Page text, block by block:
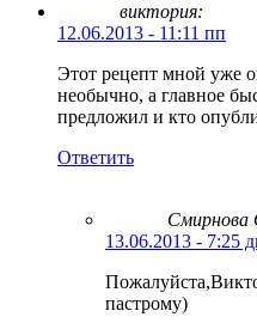
виктория:
12.06.2013 - 11:11 пп
Этот рецепт мной уже
необычно, а главное
предложил и кто
Ответить
Смирнова
13.06.2013 - 7:25
пастрому)